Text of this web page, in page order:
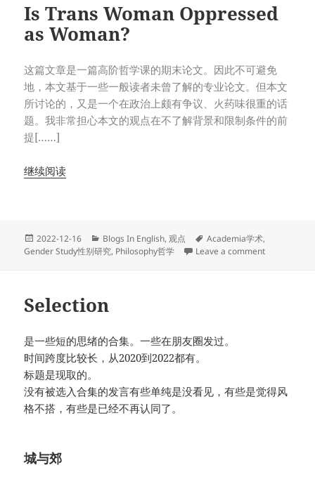
Is Trans Woman Oppressed
as Woman?
这篇文章是一篇高阶哲学课的期末论文。因此不可避免
地，本文基于一些一般读者未曾了解的专业论文。但本文
所讨论的，又是一个在政治上颇有争议、火药味很重的话
题。我非常担心本文的观点在不了解背景和限制条件的前
提[……]
继续阅读
Posted
on
2022-12-16 Categories
Blogs In English,观点 Tags
Academia学术,
Gender Study性别研究, Philosophy哲学 Leave a commenton Is Trans
Selection
是一些短的思绪的合集。一些在朋友圈发过。
时间跨度比较长，从2020到2022都有。
标题是现取的。
没有被选入合集的发言有些单纯是没看见，有些是觉得风
格不搭，有些是已经不再认同了。
城与郊